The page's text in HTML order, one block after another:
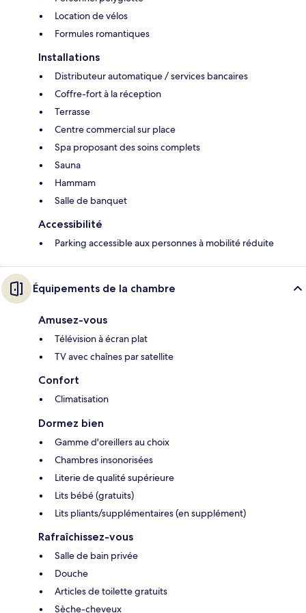
Location de vélos
Formules romantiques
Installations
Distributeur automatique / services bancaires
Coffre-fort à la réception
Terrasse
Centre commercial sur place
Spa proposant des soins complets
Sauna
Hammam
Salle de banquet
Accessibilité
Parking accessible aux personnes à mobilité réduite
Équipements de la chambre
Amusez-vous
Télévision à écran plat
TV avec chaînes par satellite
Confort
Climatisation
Dormez bien
Gamme d'oreillers au choix
Chambres insonorisées
Literie de qualité supérieure
Lits bébé (gratuits)
Lits pliants/supplémentaires (en supplément)
Rafraîchissez-vous
Salle de bain privée
Douche
Articles de toilette gratuits
Sèche-cheveux